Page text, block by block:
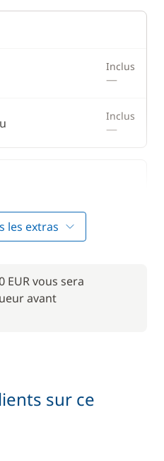
Inclus
—
Inclus
—
les extras
EUR vous sera
avant
sur ce